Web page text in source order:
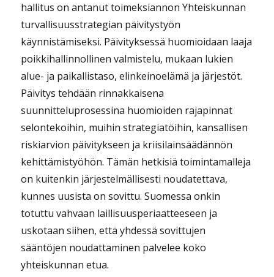
hallitus on antanut toimeksiannon Yhteiskunnan
turvallisuusstrategian päivitystyön
käynnistämiseksi. Päivityksessä huomioidaan laaja
poikkihallinnollinen valmistelu, mukaan lukien
alue- ja paikallistaso, elinkeinoelämä ja järjestöt.
Päivitys tehdään rinnakkaisena
suunnitteluprosessina huomioiden rajapinnat
selontekoihin, muihin strategiatöihin, kansallisen
riskiarvion päivitykseen ja kriisilainsäädännön
kehittämistyöhön. Tämän hetkisiä toimintamalleja
on kuitenkin järjestelmällisesti noudatettava,
kunnes uusista on sovittu. Suomessa onkin
totuttu vahvaan laillisuusperiaatteeseen ja
uskotaan siihen, että yhdessä sovittujen
sääntöjen noudattaminen palvelee koko
yhteiskunnan etua.